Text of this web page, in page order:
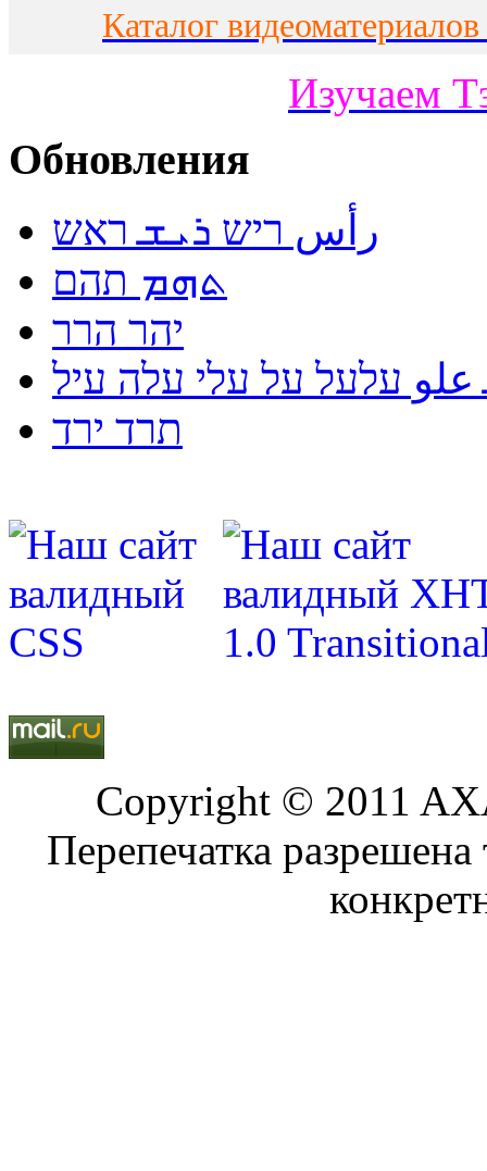
Каталог
Изучаем
Обновления
رأس ריש ܪܝܫ ראש
ܬܗܡ תהם
יהר הרר
עלעל על עלי עלה עיל
תרד ירד
Copyright © 2011
Перепечатка